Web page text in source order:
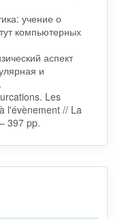
учение о
компьютерных
аспект
и
Les
l'évènement // La
397 pp.